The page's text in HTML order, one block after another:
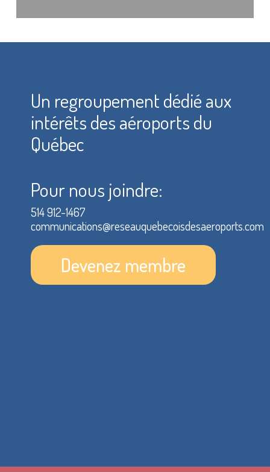
Un regroupement dédié aux
intérêts des aéroports du
Québec
Pour nous joindre:
514 912-1467
communications@reseauquebecoisdesaeroports.com
Devenez membre